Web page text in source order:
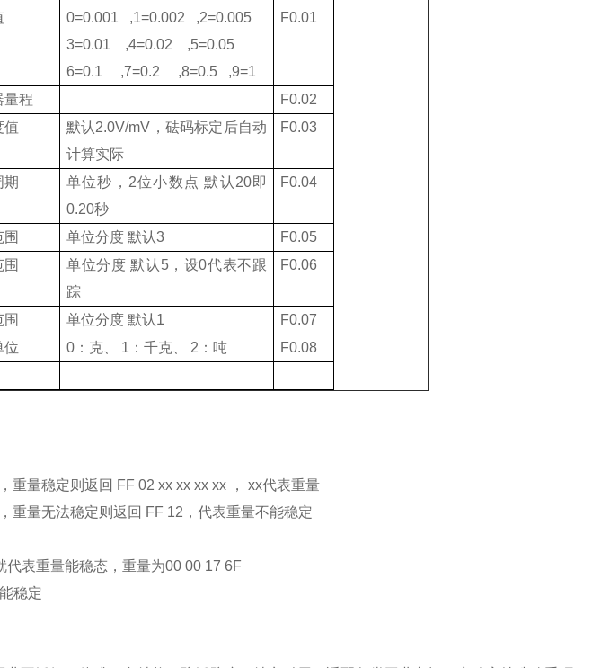
0=0.001 ,1=0.002 ,2=0.005
3=0.01 ,4=0.02 ,5=0.05
6=0.1 ,7=0.2 ,8=0.5 ,9=1
F0.01
量程
F0.02
值 默认 2.0V/mV ，砝码标定后自动
计算实际
F0.03
期 单位秒， 2位小数点 默认 20即
0.20秒
F0.04
单位分度 默认3
F0.05
围 单位分度 默认 5，设0代表不跟
踪
F0.06
单位分度 默认 1
F0.07
位 0 ：克、 1 ：千克、 2 ：吨
F0.08
重量稳定则返回 FF 02 xx xx xx xx ， xx代表重量
重量无法稳定则返回 FF 12 ，代表重量不能稳定
代表重量能稳态，重量为00 00 17 6F
稳定